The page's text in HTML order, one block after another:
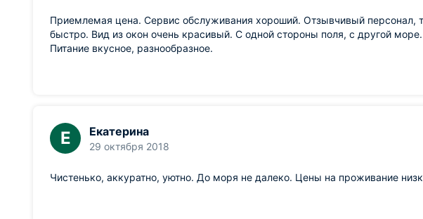
Приемлемая цена. Сервис обслуживания хороший. Отзывчивый персонал,
быстро. Вид из окон очень красивый. С одной стороны поля, с другой
Питание вкусное, разнообразное.
Е Екатерина
29 октября 2018
Чистенько, аккуратно, уютно. До моря не далеко. Цены на проживание